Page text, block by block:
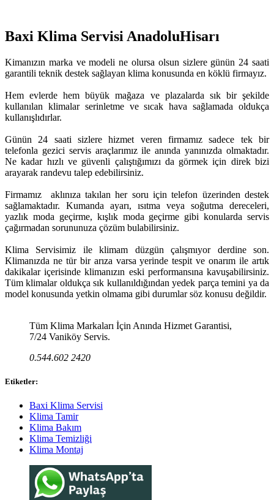
Baxi Klima Servisi AnadoluHisarı
Kimanızın marka ve modeli ne olursa olsun sizlere günün 24 saati
garantili teknik destek sağlayan klima konusunda en köklü firmayız.
Hem evlerde hem büyük mağaza ve plazalarda sık bir şekilde
kullanılan klimalar serinletme ve sıcak hava sağlamada oldukça
kullanışlıdırlar.
Günün 24 saati sizlere hizmet veren firmamız sadece tek bir
telefonla gezici servis araçlarımız ile anında yanınızda olmaktadır.
Ne kadar hızlı ve güvenli çalıştığımızı da görmek için direk bizi
arayarak randevu talep edebilirsiniz.
Firmamız aklınıza takılan her soru için telefon üzerinden destek
sağlamaktadır. Kumanda ayarı, ısıtma veya soğutma dereceleri,
yazlık moda geçirme, kışlık moda geçirme gibi konularda servis
çağırmadan sorununuza çözüm bulabilirsiniz.
Klima Servisimiz ile klimam düzgün çalışmıyor derdine son.
Klimanızda ne tür bir arıza varsa yerinde tespit ve onarım ile artık
dakikalar içerisinde klimanızın eski performansına kavuşabilirsiniz.
Tüm klimalar oldukça sık kullanıldığından yedek parça temini ya da
model konusunda yetkin olmama gibi durumlar söz konusu değildir.
Tüm Klima Markaları İçin Anında Hizmet Garantisi,
7/24 Vaniköy Servis.
0.544.602 2420
Etiketler:
Baxi Klima Servisi
Klima Tamir
Klima Bakım
Klima Temizliği
Klima Montaj